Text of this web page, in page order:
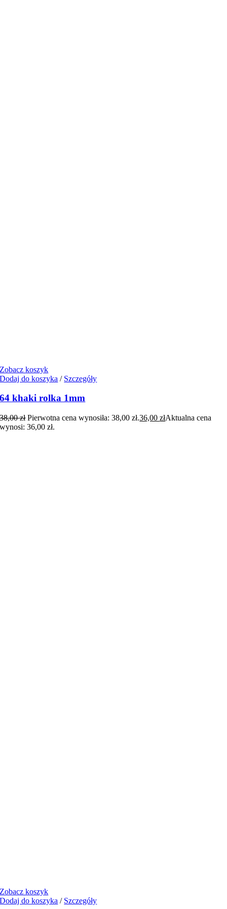
Zobacz koszyk
Dodaj do koszyka / Szczegóły
64 khaki rolka 1mm
38,00zł Pierwotna cena wynosiła: 38,00 zł.36,00złAktualna cena
wynosi: 36,00 zł.
Zobacz koszyk
Dodaj do koszyka / Szczegóły